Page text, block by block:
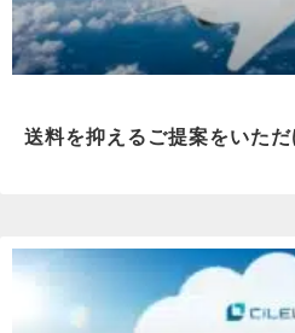
送料を抑えるご提案をいた